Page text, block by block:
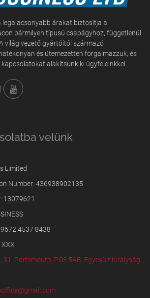
legalacsonyabb árakat biztosítja a
bármilyen típusú csapágyhoz, függetlenül
világ vezető gyártóitól származó
és ütemezetten forgalmazzuk, és
alakítsunk ki ügyfeleinkkel.
velünk
Limited
Number: 436938902135
13079621
4537 8438
31, Portsmouth, PO3 5AB, Egyesült Királyság